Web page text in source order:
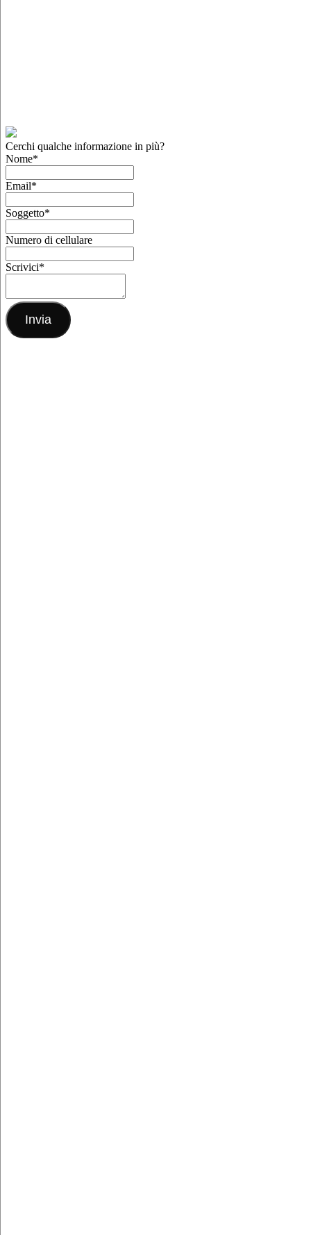
Cerchi qualche informazione in più?
Nome*
Email*
Soggetto*
Numero di cellulare
Scrivici*
Invia